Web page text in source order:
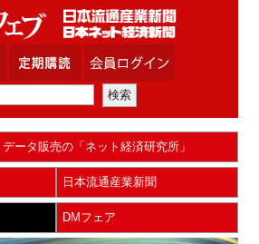
データ販売の「ネット経済研究所」
日本流通産業新聞
DMフェア